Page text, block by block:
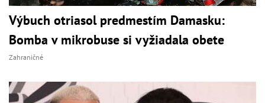
Výbuch otriasol predmestím Damasku:
Bomba v mikrobuse si vyžiadala obete
Zahraničné